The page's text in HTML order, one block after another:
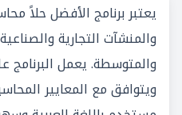
يعتبر برنامج الأفضل حلاً
والمنشآت التجارية
والمتوسطة. يعمل
ويتوافق مع المعايير